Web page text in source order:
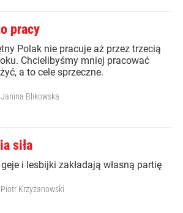
pracy
Polak nie pracuje aż przez trzecią
Chcielibyśmy mniej pracować
a to cele sprzeczne.
Janina Blikowska
siła
i lesbijki zakładają własną partię
Piotr Krzyżanowski